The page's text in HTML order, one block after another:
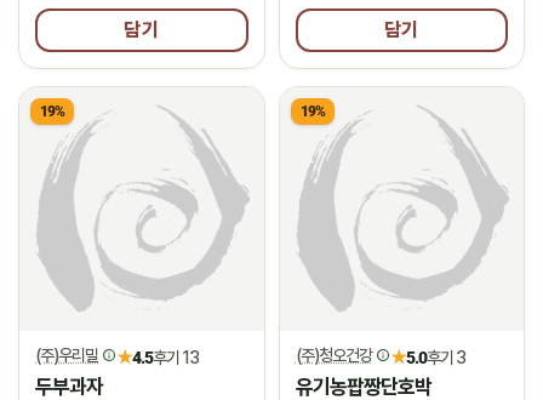
담기 담기
19%
(주)우리밀 ★4.5후기 13
두부과자
19%
(주)청오건강 ★5.0후기 3
유기농팝짱단호박